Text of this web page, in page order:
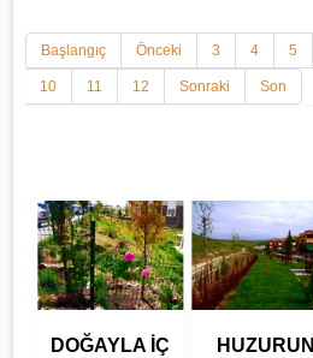
Başlangıç
Önceki 3 4 5
10 11 12 Sonraki Son
DOĞAYLA İÇ
HUZURUN